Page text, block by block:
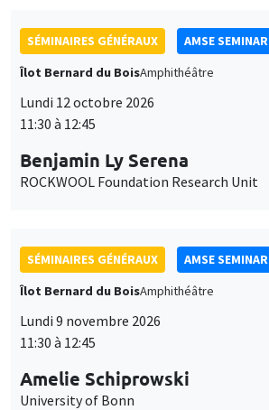
SÉMINAIRES GÉNÉRAUX
AMSE SEMINAR
Îlot Bernard du BoisAmphithéâtre
Lundi 12 octobre 2026
11:30 à 12:45
Benjamin Ly Serena
ROCKWOOL Foundation Research Unit
SÉMINAIRES GÉNÉRAUX
AMSE SEMINAR
Îlot Bernard du BoisAmphithéâtre
Lundi 9 novembre 2026
11:30 à 12:45
Amelie Schiprowski
University of Bonn